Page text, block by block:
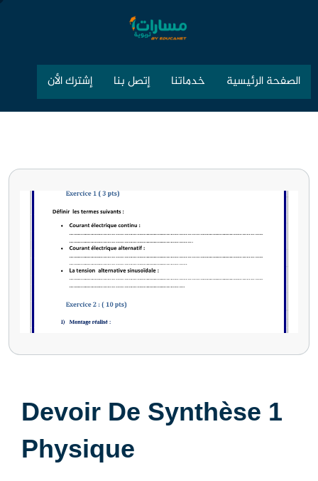
الصفحة الرئيسية خدماتنا إتصل بنا إشترك الأن
Devoir De Synthèse 1
Physique